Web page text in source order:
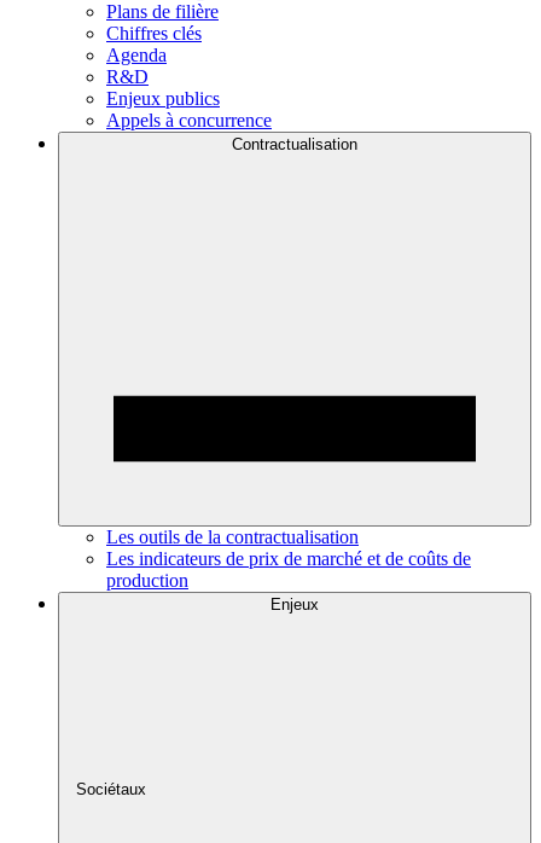
Plans de filière
Chiffres clés
Agenda
R&D
Enjeux publics
Appels à concurrence
Contractualisation
Les outils de la contractualisation
Les indicateurs de prix de marché et de coûts de
production
Enjeux
Sociétaux